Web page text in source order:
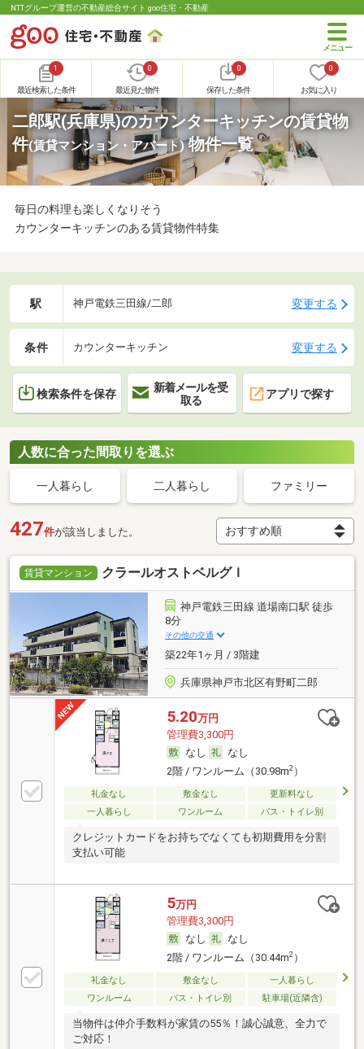
NTTグループ運営の不動産総合サイト goo住宅・不動産
1
最近検索した条件
0
最近見た物件
0
保存した条件
0
お気に入り
二郎駅(兵庫県)のカウンターキッチンの賃貸物
件(賃貸マンション・アパート)物件一覧
毎日の料理も楽しくなりそう
カウンターキッチンのある賃貸物件特集
駅 神戸電鉄三田線/二郎 変更する
条件 カウンターキッチン 変更する
検索条件を保存
新着メールを受
取る
アプリで探す
人数に合った間取りを選ぶ
一人暮らし 二人暮らし ファミリー
427件が該当しました。
賃貸マンション クラールオストベルグＩ
神戸電鉄三田線 道場南口駅 徒歩
8分
その他の交通
築22年1ヶ月 / 3階建
兵庫県神戸市北区有野町二郎
5.20万円
管理費3,300円
なし
なし
2階 / ワンルーム（30.98m2）
礼金なし 敷金なし
更新料なし
一人暮らし
ワンルーム バス・トイレ別
クレジットカードをお持ちでなくても初期費用を分割
支払い可能
5万円
管理費3,300円
なし
なし
2階 / ワンルーム（30.44m2）
礼金なし 敷金なし
一人暮らし
ワンルーム
バス・トイレ別 駐車場(近隣含)
当物件は仲介手数料が家賃の55％！誠心誠意、全力で
ご対応！